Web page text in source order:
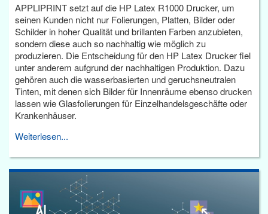
APPLIPRINT setzt auf die HP Latex R1000 Drucker, um
seinen Kunden nicht nur Folierungen, Platten, Bilder oder
Schilder in hoher Qualität und brillanten Farben anzubieten,
sondern diese auch so nachhaltig wie möglich zu
produzieren. Die Entscheidung für den HP Latex Drucker fiel
unter anderem aufgrund der nachhaltigen Produktion. Dazu
gehören auch die wasserbasierten und geruchsneutralen
Tinten, mit denen sich Bilder für Innenräume ebenso drucken
lassen wie Glasfolierungen für Einzelhandelsgeschäfte oder
Krankenhäuser.
Weiterlesen...